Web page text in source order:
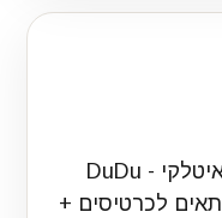
ארנק עור קלאסי מבית המותג האיטלקי - DuDu
הארנק עשוי עור איכותי. מכיל 8 תאים לכרטיסים +